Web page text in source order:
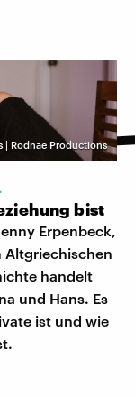
| Rodnae Productions
bist
Erpenbeck,
Altgriechischen
handelt
und Hans. Es
ist und wie